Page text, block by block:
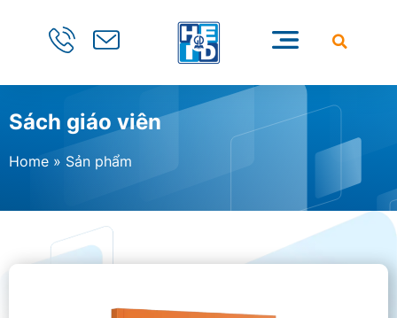
Sách giáo viên
Home » Sản phẩm